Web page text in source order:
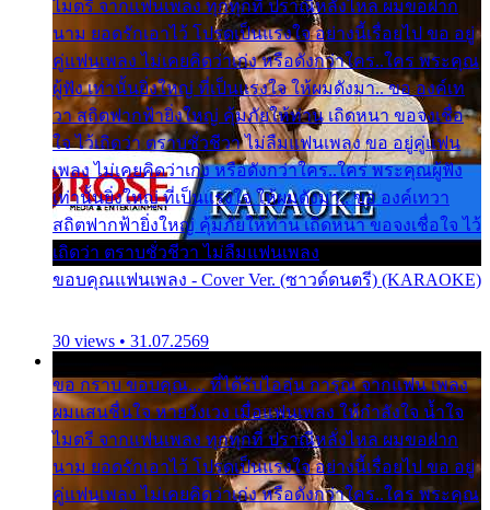
ไมตรี จากแฟนเพลง ทุกทุกที่ ปราณีหลั่งไหล ผมขอฝาก
นาม ยอดรักเอาไว้ โปรดเป็นแรงใจ อย่างนี้เรื่อยไป ขอ อยู่
คู่แฟนเพลง ไม่เคยคิดว่าเก่ง หรือดังกว่าใคร..ใคร พระคุณ
ผู้ฟัง เท่านั้นยิ่งใหญ่ ที่เป็นแรงใจ ให้ผมดังมา.. ขอ องค์เท
วา สถิตฟากฟ้ายิ่งใหญ่ คุ้มภัยให้ท่าน เถิดหนา ขอจงเชื่อ
ใจ ไว้เถิดว่า ตราบชั่วชีวา ไม่ลืมแฟนเพลง ขอ อยู่คู่แฟน
เพลง ไม่เคยคิดว่าเก่ง หรือดังกว่าใคร..ใคร พระคุณผู้ฟัง
เท่านั้นยิ่งใหญ่ ที่เป็นแรงใจ ให้ผมดังมา.. ขอ องค์เทวา
สถิตฟากฟ้ายิ่งใหญ่ คุ้มภัยให้ท่าน เถิดหนา ขอจงเชื่อใจ ไว้
เถิดว่า ตราบชั่วชีวา ไม่ลืมแฟนเพลง
ขอบคุณแฟนเพลง - Cover Ver. (ซาวด์ดนตรี) (KARAOKE)
30 views • 31.07.2569
ขอ กราบ ขอบคุณ.... ที่ได้รับไออุ่น การุณ จากแฟน เพลง
ผมแสนชื่นใจ หายวังเวง เมื่อแฟนเพลง ให้กำลังใจ น้ำใจ
ไมตรี จากแฟนเพลง ทุกทุกที่ ปราณีหลั่งไหล ผมขอฝาก
นาม ยอดรักเอาไว้ โปรดเป็นแรงใจ อย่างนี้เรื่อยไป ขอ อยู่
คู่แฟนเพลง ไม่เคยคิดว่าเก่ง หรือดังกว่าใคร..ใคร พระคุณ